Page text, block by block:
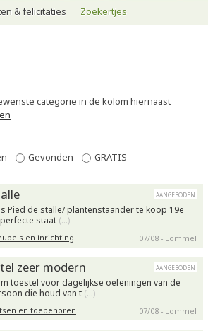
& felicitaties Zoekertjes
categorie in de kolom hiernaast
Gevonden GRATIS
aangeboden
Pied de stalle/ plantenstaander te koop 19e
staat (…)
en inrichting 07/08 - Lommel
zeer modern aangeboden
toestel voor dagelijkse oefeningen van de
die houd van t (…)
en toebehoren 07/08 - Lommel